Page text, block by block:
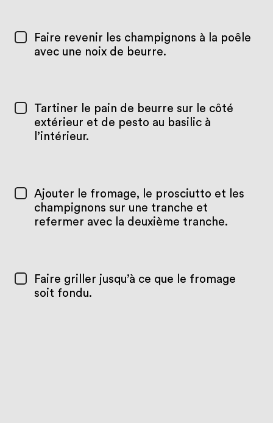
Faire revenir les champignons à la poêle
avec une noix de beurre.
Tartiner le pain de beurre sur le côté
extérieur et de pesto au basilic à
l’intérieur.
Ajouter le fromage, le prosciutto et les
champignons sur une tranche et
refermer avec la deuxième tranche.
Faire griller jusqu’à ce que le fromage
soit fondu.